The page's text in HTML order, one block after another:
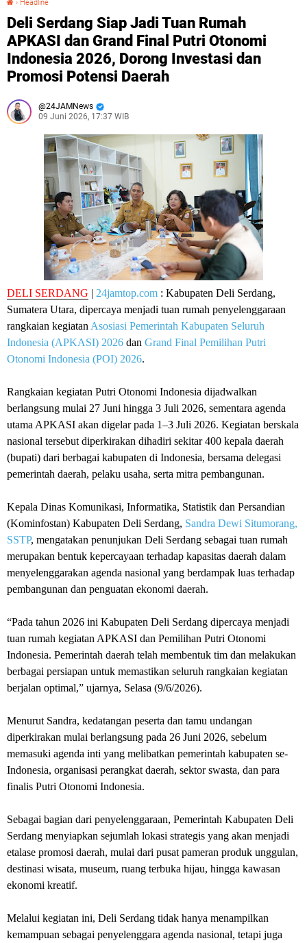
› Headline
Deli Serdang Siap Jadi Tuan Rumah
APKASI dan Grand Final Putri Otonomi
Indonesia 2026, Dorong Investasi dan
Promosi Potensi Daerah
24JAMNews
09 Juni 2026, 17:37 WIB
DELI SERDANG | 24jamtop.com : Kabupaten Deli Serdang,
Sumatera Utara, dipercaya menjadi tuan rumah penyelenggaraan
rangkaian kegiatan Asosiasi Pemerintah Kabupaten Seluruh
Indonesia (APKASI) 2026 dan Grand Final Pemilihan Putri
Otonomi Indonesia (POI) 2026.
Rangkaian kegiatan Putri Otonomi Indonesia dijadwalkan
berlangsung mulai 27 Juni hingga 3 Juli 2026, sementara agenda
utama APKASI akan digelar pada 1–3 Juli 2026. Kegiatan berskala
nasional tersebut diperkirakan dihadiri sekitar 400 kepala daerah
(bupati) dari berbagai kabupaten di Indonesia, bersama delegasi
pemerintah daerah, pelaku usaha, serta mitra pembangunan.
Kepala Dinas Komunikasi, Informatika, Statistik dan Persandian
(Kominfostan) Kabupaten Deli Serdang, Sandra Dewi Situmorang,
SSTP, mengatakan penunjukan Deli Serdang sebagai tuan rumah
merupakan bentuk kepercayaan terhadap kapasitas daerah dalam
menyelenggarakan agenda nasional yang berdampak luas terhadap
pembangunan dan penguatan ekonomi daerah.
“Pada tahun 2026 ini Kabupaten Deli Serdang dipercaya menjadi
tuan rumah kegiatan APKASI dan Pemilihan Putri Otonomi
Indonesia. Pemerintah daerah telah membentuk tim dan melakukan
berbagai persiapan untuk memastikan seluruh rangkaian kegiatan
berjalan optimal,” ujarnya, Selasa (9/6/2026).
Menurut Sandra, kedatangan peserta dan tamu undangan
diperkirakan mulai berlangsung pada 26 Juni 2026, sebelum
memasuki agenda inti yang melibatkan pemerintah kabupaten se-
Indonesia, organisasi perangkat daerah, sektor swasta, dan para
finalis Putri Otonomi Indonesia.
Sebagai bagian dari penyelenggaraan, Pemerintah Kabupaten Deli
Serdang menyiapkan sejumlah lokasi strategis yang akan menjadi
etalase promosi daerah, mulai dari pusat pameran produk unggulan,
destinasi wisata, museum, ruang terbuka hijau, hingga kawasan
ekonomi kreatif.
Melalui kegiatan ini, Deli Serdang tidak hanya menampilkan
kemampuan sebagai penyelenggara agenda nasional, tetapi juga